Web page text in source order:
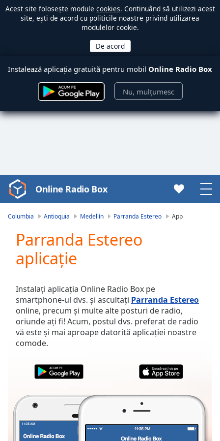
Acest site folosește module cookies. Continuând să utilizezi acest
site, ești de acord cu politicile noastre privind utilizarea
modulelor cookie.
Instalează aplicația gratuită pentru mobil Online Radio Box
Nu, mulțumesc
Video
Player
Video
Skip
Forward
Mute
Current
Time0:00
Duration-:-
Seek to
live,
behind
LIVE
Online Radio Box
Columbia Antioquia Medellín Parranda Estereo App
Parranda Estereo
aplicație
Instalați aplicația Online Radio Box pe
smartphone-ul dvs. și ascultați Parranda Estereo
online, precum și multe alte posturi de radio,
oriunde ați fi! Acum, postul dvs. preferat de radio
vă este și mai aproape datorită aplicației noastre
comode.